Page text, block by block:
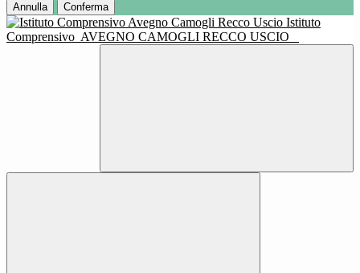
Annulla Conferma
Istituto
Comprensivo AVEGNO CAMOGLI RECCO USCIO